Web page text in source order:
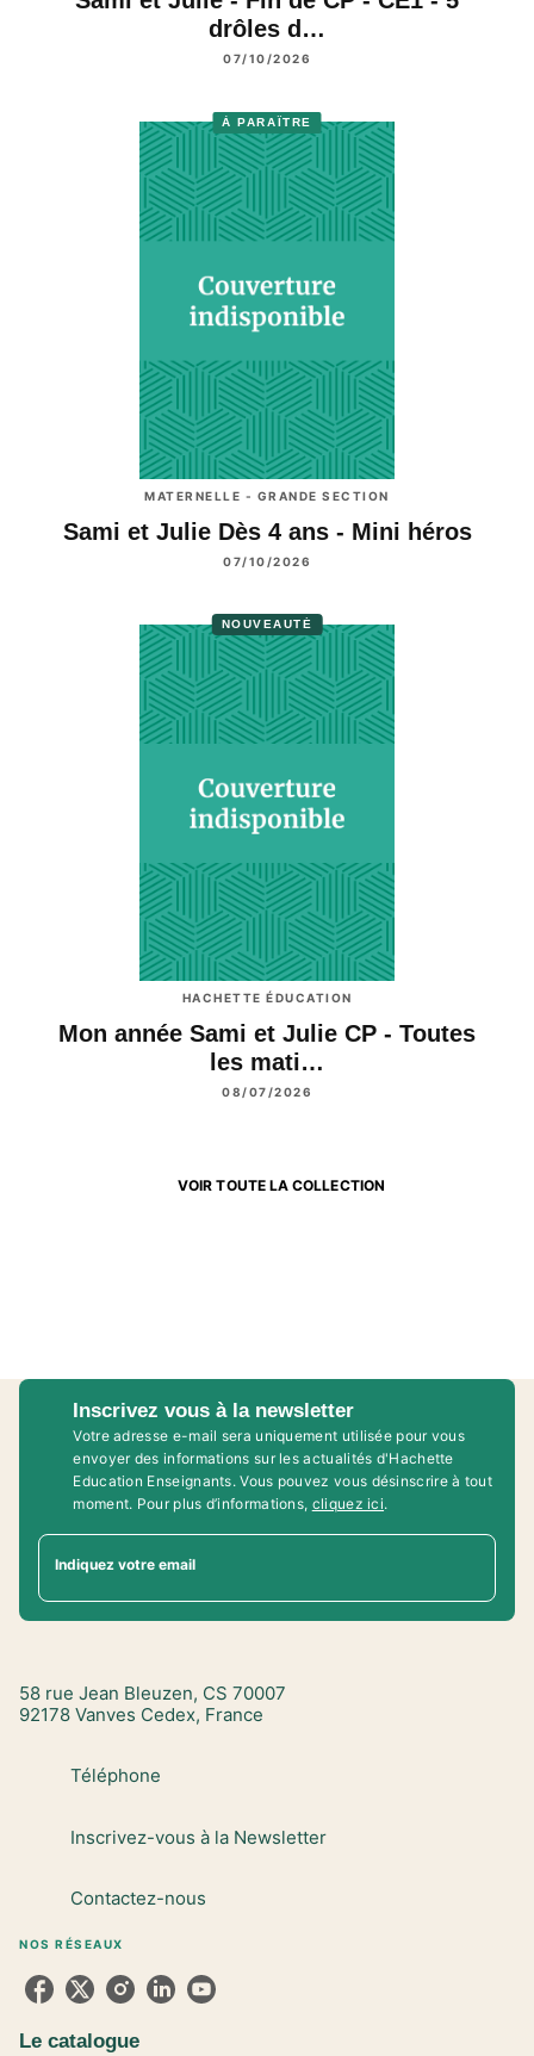
drôles d…
07/10/2026
À PARAÎTRE
MATERNELLE - GRANDE SECTION
Sami et Julie Dès 4 ans - Mini héros
07/10/2026
NOUVEAUTÉ
HACHETTE ÉDUCATION
Mon année Sami et Julie CP - Toutes
les mati…
08/07/2026
VOIR TOUTE LA COLLECTION
Inscrivez vous à la newsletter
Votre adresse e-mail sera uniquement utilisée pour vous
envoyer des informations sur les actualités d'Hachette
Education Enseignants. Vous pouvez vous désinscrire à tout
moment. Pour plus d’informations, cliquez ici.
Indiquez votre email
58 rue Jean Bleuzen, CS 70007
92178 Vanves Cedex, France
Téléphone
Inscrivez-vous à la Newsletter
Contactez-nous
NOS RÉSEAUX
Le catalogue